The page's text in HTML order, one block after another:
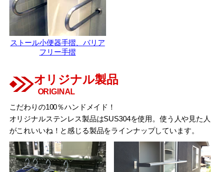
ストール小便器手摺、バリア
フリー手摺
オリジナル製品
ORIGINAL
こだわりの100％ハンドメイド！
オリジナルステンレス製品はSUS304を使用。使う人や見た人
がこれいいね！と感じる製品をラインナップしています。